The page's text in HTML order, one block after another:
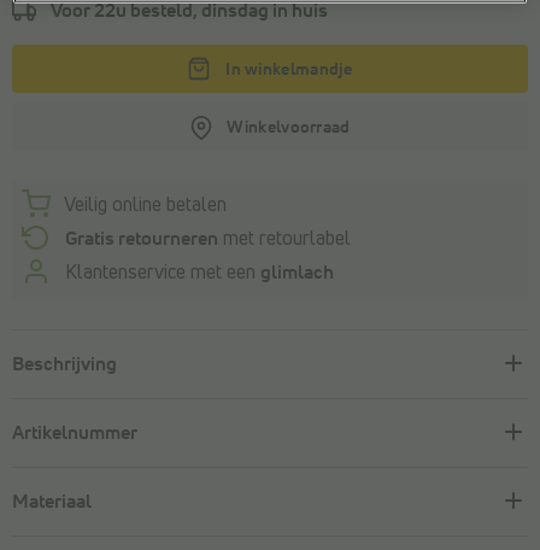
Voor 22u besteld, dinsdag in huis
In winkelmandje
Winkelvoorraad
Veilig online betalen
Gratis retourneren met retourlabel
Klantenservice met een glimlach
Beschrijving
Artikelnummer
Materiaal